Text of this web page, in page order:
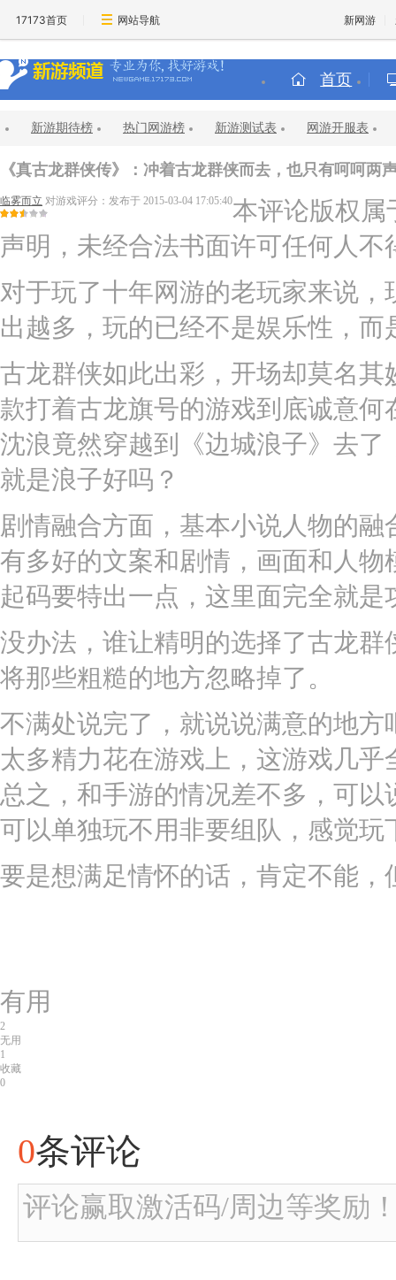
17173首页 网站导航 新网游
首页
新游期待榜 热门网游榜 新游测试表 网游开服表
《真古龙群侠传》：冲着古龙群侠而去，也只有呵呵两
临雾而立 对游戏评分： 发布于 2015-03-04 17:05:40本评论版权属
声明，未经合法书面许可任何人
对于玩了十年网游的老玩家来说
出越多，玩的已经不是娱乐性，而
古龙群侠如此出彩，开场却莫名
款打着古龙旗号的游戏到底诚意
沈浪竟然穿越到《边城浪子》去
就是浪子好吗？
剧情融合方面，基本小说人物的
有多好的文案和剧情，画面和人
起码要特出一点，这里面完全就
没办法，谁让精明的选择了古龙
将那些粗糙的地方忽略掉了。
不满处说完了，就说说满意的地
太多精力花在游戏上，这游戏几
总之，和手游的情况差不多，可
可以单独玩不用非要组队，感觉玩
要是想满足情怀的话，肯定不能
有用
2
无用
1
收藏
0
0条评论
评论赢取激活码/周边等奖励